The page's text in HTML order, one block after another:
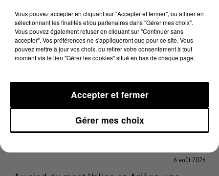
7 août 2026
Une plateforme qui transforme les étangs
en destinations de vacances
Un an après le mégafeu, les Corbières de
nouveau confrontées aux...
6 août 2026
Vous pouvez accepter en cliquant sur "Accepter et fermer", ou affiner en
sélectionnant les finalités et/ou partenaires dans "Gérer mes choix".
Vous pouvez également refuser en cliquant sur "Continuer sans
accepter". Vos préférences ne s'appliqueront que pour ce site. Vous
pouvez mettre à jour vos choix, ou retirer votre consentement à tout
moment via le lien "Gérer les cookies" situé en bas de chaque page.
Gérer mes choix
Accepter et fermer